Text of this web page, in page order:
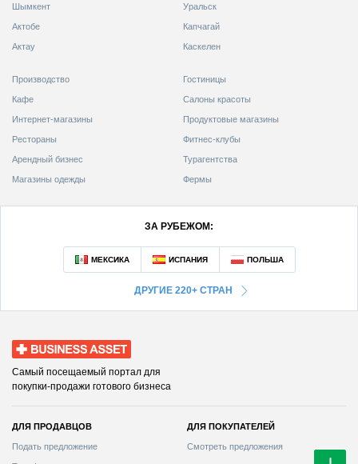
Шымкент
Актобе
Актау
Уральск
Капчагай
Каскелен
Производство
Кафе
Интернет-магазины
Рестораны
Арендный бизнес
Магазины одежды
Гостиницы
Салоны красоты
Продуктовые магазины
Фитнес-клубы
Турагентства
Фермы
ЗА РУБЕЖОМ:
ДРУГИЕ 220+ СТРАН
Business Asset
Самый посещаемый портал для
покупки-продажи готового бизнеса
ДЛЯ ПРОДАВЦОВ ДЛЯ ПОКУПАТЕЛЕЙ
Смотреть предложения